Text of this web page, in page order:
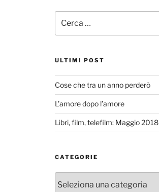
ULTIMI POST
Cose che tra un anno perderò
L’amore dopo l’amore
Libri, film, telefilm: Maggio 2018
CATEGORIE